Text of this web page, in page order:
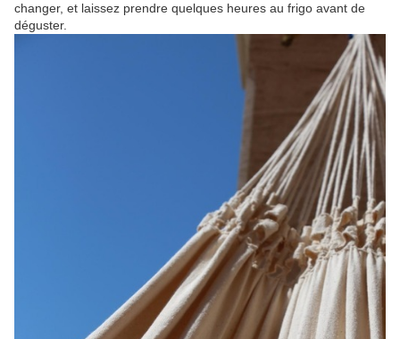
changer, et laissez prendre quelques heures au frigo avant de
déguster.